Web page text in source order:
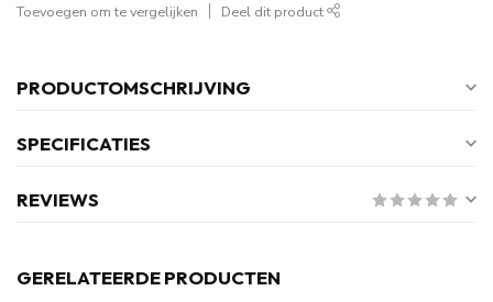
Toevoegen om te vergelijken Deel dit product
PRODUCTOMSCHRIJVING
SPECIFICATIES
REVIEWS
GERELATEERDE PRODUCTEN